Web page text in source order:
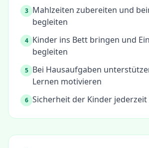
3 Mahlzeiten zubereiten und
begleiten
4 Kinder ins Bett bringen und
begleiten
5 Bei Hausaufgaben
Lernen motivieren
6 Sicherheit der Kinder